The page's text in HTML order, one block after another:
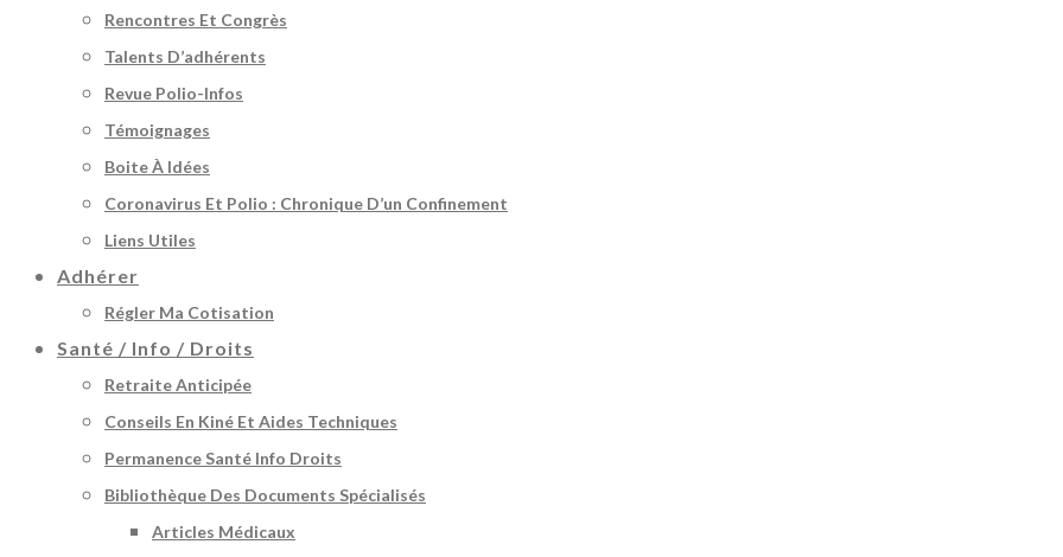
Rencontres Et Congrès
Talents D’adhérents
Revue Polio-Infos
Témoignages
Boite À Idées
Coronavirus Et Polio : Chronique D’un Confinement
Liens Utiles
Adhérer
Régler Ma Cotisation
Santé / Info / Droits
Retraite Anticipée
Conseils En Kiné Et Aides Techniques
Permanence Santé Info Droits
Bibliothèque Des Documents Spécialisés
Articles Médicaux